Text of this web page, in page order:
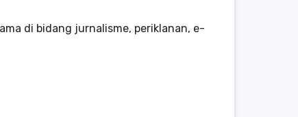
di bidang jurnalisme, periklanan, e-